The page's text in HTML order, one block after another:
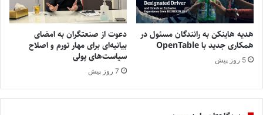
هدیه هاینکن به رانندگان مسئول در
همکاری جدید با OpenTable
5 روز پیش
دعوت از صنعتگران به امضای
بیانیه‌ای برای مهار تورم و اصلاح
سیاست‌های پولی
7 روز پیش